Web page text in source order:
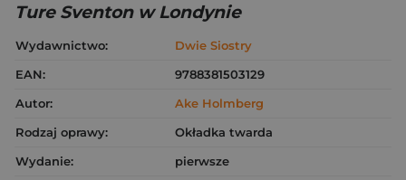
Ture Sventon w Londynie
Wydawnictwo:
Dwie Siostry
EAN:
9788381503129
Autor:
Ake Holmberg
Rodzaj oprawy:
Okładka twarda
Wydanie:
pierwsze